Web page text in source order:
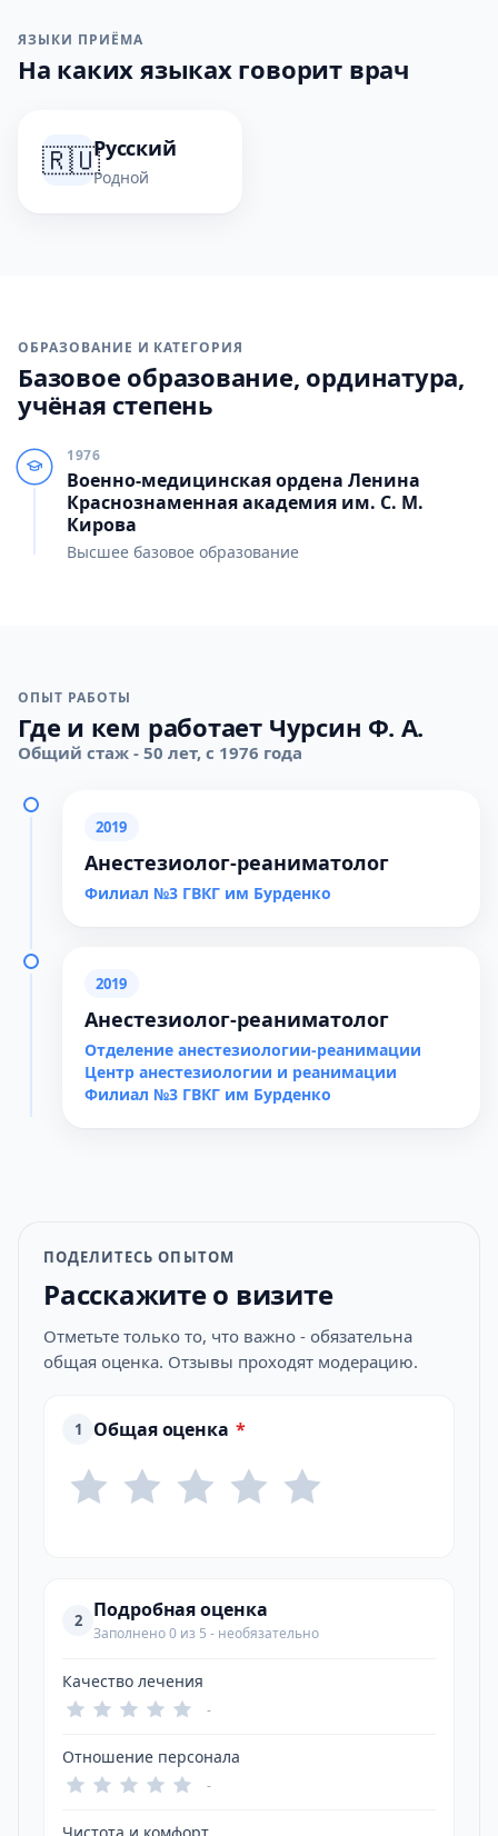
ЯЗЫКИ ПРИЁМА
На каких языках говорит врач
🇷🇺Русский
Родной
ОБРАЗОВАНИЕ И КАТЕГОРИЯ
Базовое образование, ординатура,
учёная степень
1976
Военно-медицинская ордена Ленина
Краснознаменная академия им. С. М.
Кирова
Высшее базовое образование
ОПЫТ РАБОТЫ
Где и кем работает Чурсин Ф. А.
Общий стаж - 50 лет, с 1976 года
2019
Анестезиолог-реаниматолог
Филиал №3 ГВКГ им Бурденко
2019
Анестезиолог-реаниматолог
Отделение анестезиологии-реанимации
Центр анестезиологии и реанимации
Филиал №3 ГВКГ им Бурденко
ПОДЕЛИТЕСЬ ОПЫТОМ
Расскажите о визите
Отметьте только то, что важно - обязательна
общая оценка. Отзывы проходят модерацию.
1 Общая оценка *
2 Подробная оценка
Заполнено 0 из 5 - необязательно
Качество лечения
-
Отношение персонала
-